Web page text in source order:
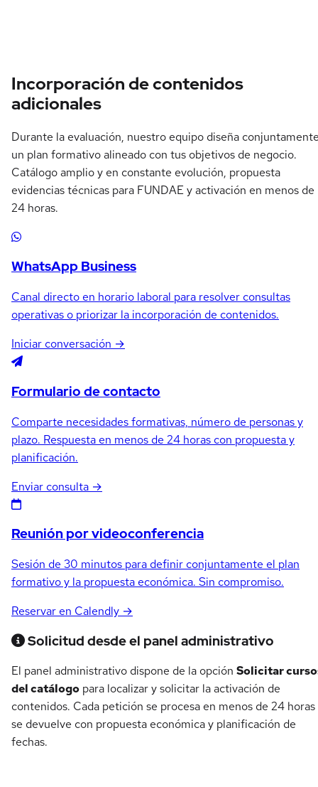
Incorporación de contenidos
adicionales
Durante la evaluación, nuestro equipo diseña
un plan formativo alineado con tus objetivos de negocio.
Catálogo amplio y en constante evolución, propuesta
evidencias técnicas para FUNDAE y activación en menos de
24 horas.
WhatsApp Business
Canal directo en horario laboral para resolver consultas
operativas o priorizar la incorporación de contenidos.
Iniciar conversación →
Formulario de contacto
Comparte necesidades formativas, número de personas y
plazo. Respuesta en menos de 24 horas con propuesta y
planificación.
Enviar consulta →
Reunión por videoconferencia
Sesión de 30 minutos para definir conjuntamente el plan
formativo y la propuesta económica. Sin compromiso.
Reservar en Calendly →
Solicitud desde el panel administrativo
El panel administrativo dispone de la opción Solicitar
del catálogo para localizar y solicitar la activación de
contenidos. Cada petición se procesa en menos de 24 horas
se devuelve con propuesta económica y planificación de
fechas.